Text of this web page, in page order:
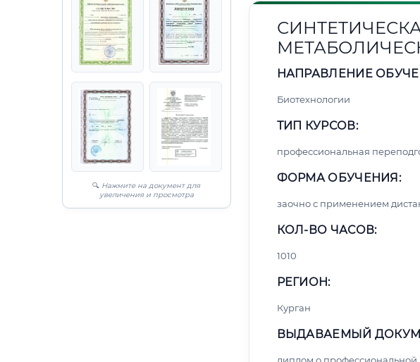
🔍 Нажмите на документ для
увеличения и просмотра
НАПРАВЛЕНИЕ
Биотехнологии
ТИП КУРСОВ:
профессиональная
ФОРМА ОБУЧЕНИЯ:
заочно с применением
КОЛ-ВО ЧАСОВ:
1010
РЕГИОН:
Курган
ВЫДАВАЕМЫЙ